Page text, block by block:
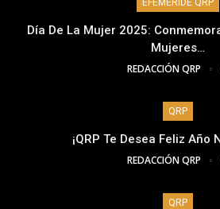
Día De La Mujer 2025:
Mujeres…
REDACCIÓN QRP
QRP
¡QRP Te Desea Feliz Año
REDACCIÓN QRP
QRP